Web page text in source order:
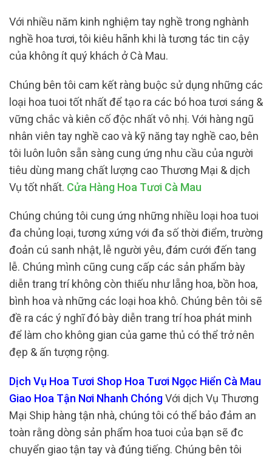
Với nhiều năm kinh nghiệm tay nghề trong nghành
nghề hoa tươi, tôi kiêu hãnh khi là tương tác tin cậy
của không ít quý khách ở Cà Mau.
Chúng bên tôi cam kết ràng buộc sử dụng những các
loại hoa tuoi tốt nhất để tạo ra các bó hoa tươi sáng &
vững chắc và kiên cố độc nhất vô nhị. Với hàng ngũ
nhân viên tay nghề cao và kỹ năng tay nghề cao, bên
tôi luôn luôn sẵn sàng cung ứng nhu cầu của người
tiêu dùng mang chất lượng cao Thương Mại & dịch
Vụ tốt nhất. Cửa Hàng Hoa Tươi Cà Mau
Chúng chúng tôi cung ứng những nhiều loại hoa tuoi
đa chủng loại, tương xứng với đa số thời điểm, trường
đoản cú sanh nhật, lễ người yêu, đám cưới đến tang
lễ. Chúng mình cũng cung cấp các sản phẩm bày
diễn trang trí không còn thiếu như lẵng hoa, bồn hoa,
bình hoa và những các loại hoa khô. Chúng bên tôi sẽ
đề ra các ý nghĩ đó bày diễn trang trí hoa phát minh
để làm cho không gian của game thủ có thể trở nên
đẹp & ấn tượng rộng.
Dịch Vụ Hoa Tươi Shop Hoa Tươi Ngọc Hiển Cà Mau
Giao Hoa Tận Nơi Nhanh ChóngVới dịch Vụ Thương
Mại Ship hàng tận nhà, chúng tôi có thể bảo đảm an
toàn rằng dòng sản phẩm hoa tuoi của bạn sẽ đc
chuyển giao tận tay và đúng tiếng. Chúng bên tôi